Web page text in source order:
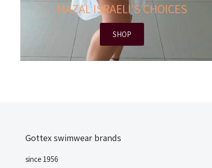
MAZAL ISRAELI'S CHOICES
SHOP
Gottex swimwear brands
since 1956